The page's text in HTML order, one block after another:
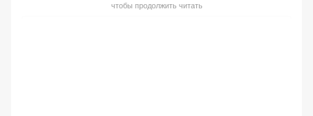
чтобы продолжить читать